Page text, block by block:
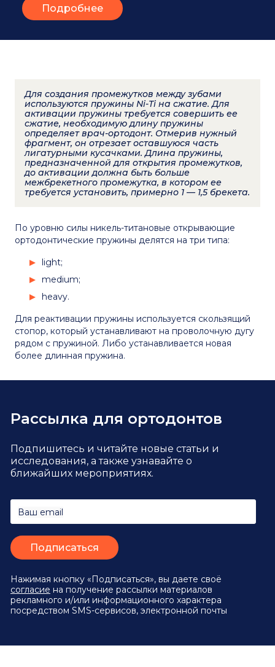
Подробнее
Для создания промежутков между зубами
используются пружины Ni-Ti на сжатие. Для
активации пружины требуется совершить ее
сжатие, необходимую длину пружины
определяет врач-ортодонт. Отмерив нужный
фрагмент, он отрезает оставшуюся часть
лигатурными кусачками. Длина пружины,
предназначенной для открытия промежутков,
до активации должна быть больше
межбрекетного промежутка, в котором ее
требуется установить, примерно 1 — 1,5 брекета.
По уровню силы никель-титановые открывающие
ортодонтические пружины делятся на три типа:
light;
medium;
heavy.
Для реактивации пружины используется скользящий
стопор, который устанавливают на проволочную дугу
рядом с пружиной. Либо устанавливается новая
более длинная пружина.
Рассылка для ортодонтов
Подпишитесь и читайте новые статьи и
исследования, а также узнавайте о
ближайших мероприятиях.
Ваш email
Нажимая кнопку «Подписаться», вы даете своё
согласие на получение рассылки материалов
рекламного и/или информационного характера
посредством SMS-сервисов, электронной почты